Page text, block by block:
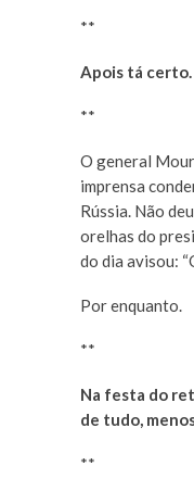
**
Apois tá certo.
**
O general
imprensa
Rússia. Não
orelhas do
do dia avisou:
Por enquanto.
**
Na festa do
de tudo,
**